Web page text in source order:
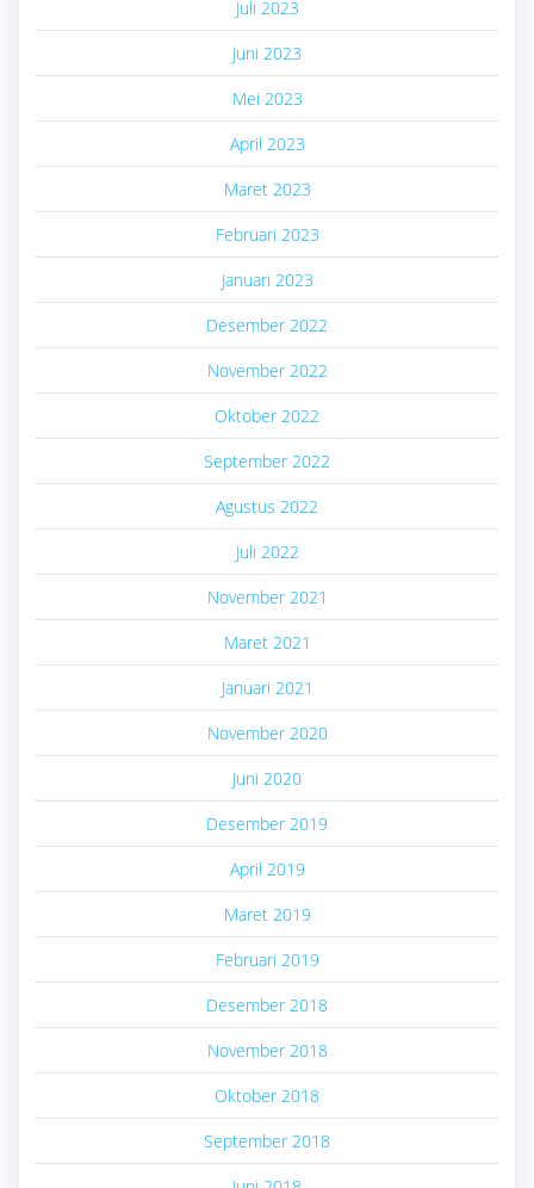
Juli 2023
Juni 2023
Mei 2023
April 2023
Maret 2023
Februari 2023
Januari 2023
Desember 2022
November 2022
Oktober 2022
September 2022
Agustus 2022
Juli 2022
November 2021
Maret 2021
Januari 2021
November 2020
Juni 2020
Desember 2019
April 2019
Maret 2019
Februari 2019
Desember 2018
November 2018
Oktober 2018
September 2018